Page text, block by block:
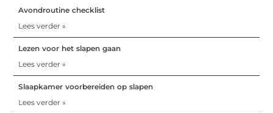
Avondroutine checklist
Lees verder »
Lezen voor het slapen gaan
Lees verder »
Slaapkamer voorbereiden op slapen
Lees verder »